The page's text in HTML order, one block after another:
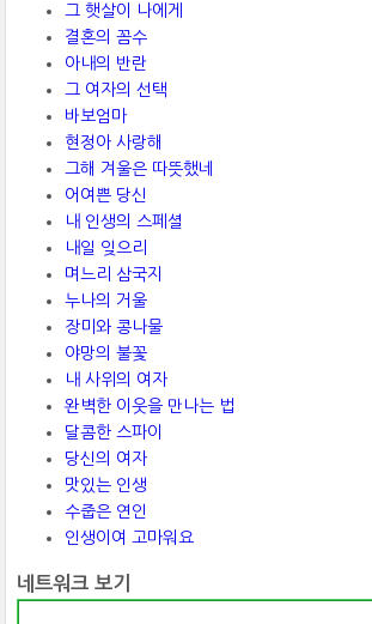
그 햇살이 나에게
결혼의 꼼수
아내의 반란
그 여자의 선택
바보엄마
현정아 사랑해
그해 겨울은 따뜻했네
어여쁜 당신
내 인생의 스페셜
내일 잊으리
며느리 삼국지
누나의 거울
장미와 콩나물
야망의 불꽃
내 사위의 여자
완벽한 이웃을 만나는 법
달콤한 스파이
당신의 여자
맛있는 인생
수줍은 연인
인생이여 고마워요
네트워크 보기